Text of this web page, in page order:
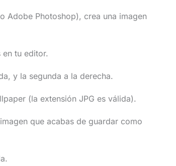
Adobe Photoshop), crea una imagen
en tu editor.
y la segunda a la derecha.
(la extensión JPG es válida).
que acabas de guardar como